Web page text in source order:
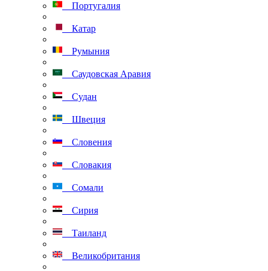
Португалия
Катар
Румыния
Саудовская Аравия
Судан
Швеция
Словения
Словакия
Сомали
Сирия
Таиланд
Великобритания